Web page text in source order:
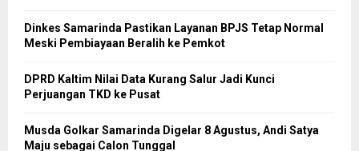
Dinkes Samarinda Pastikan Layanan BPJS Tetap Normal
Meski Pembiayaan Beralih ke Pemkot
DPRD Kaltim Nilai Data Kurang Salur Jadi Kunci
Perjuangan TKD ke Pusat
Musda Golkar Samarinda Digelar 8 Agustus, Andi Satya
Maju sebagai Calon Tunggal